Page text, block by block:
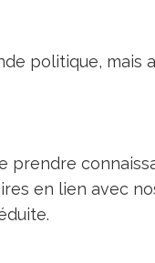
politique, mais
prendre
en lien avec